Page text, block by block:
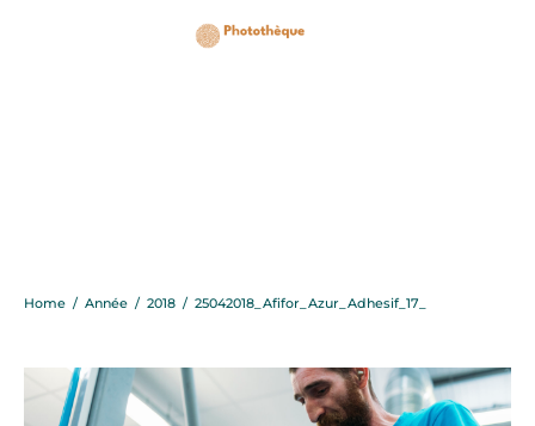
Home / Année / 2018 / 25042018_Afifor_Azur_Adhesif_17_